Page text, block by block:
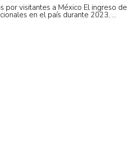
por visitantes a México El ingreso de
en el país durante 2023, ...